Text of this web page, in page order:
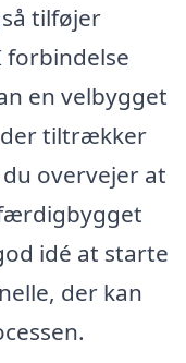
tilføjer
en velbygget
tiltrækker
overvejer at
idé at starte
der kan